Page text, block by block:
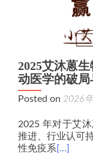
2025艾沐蒽
动医学的破局
Posted on 2026
2025 年对于艾
推进、行业认可
性免疫系 […]